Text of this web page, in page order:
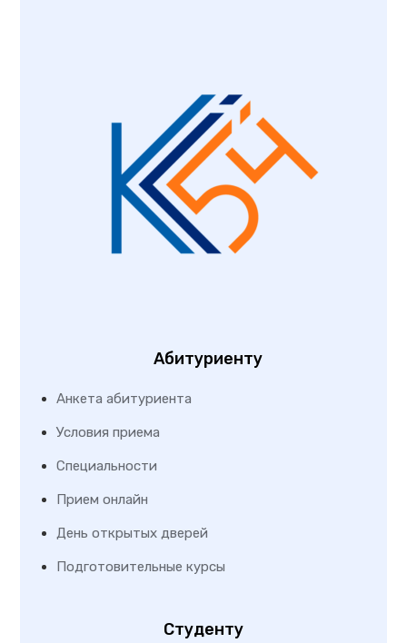
Абитуриенту
Анкета абитуриента
Условия приема
Специальности
Прием онлайн
День открытых дверей
Подготовительные курсы
Студенту